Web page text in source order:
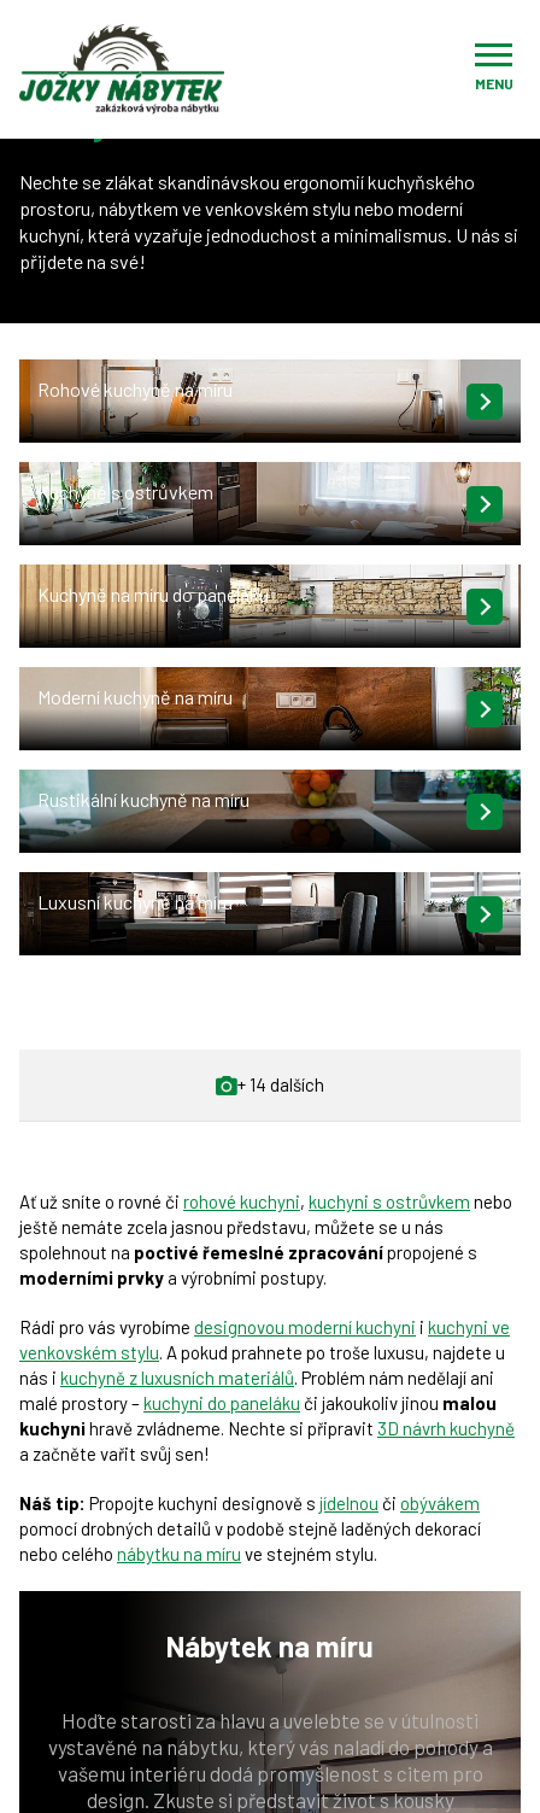
MENU
Naše služby
Kuchyněna míru
Nechte se zlákat skandinávskou ergonomií kuchyňského
prostoru, nábytkem ve venkovském stylu nebo moderní
kuchyní, která vyzařuje jednoduchost a minimalismus. U nás si
přijdete na své!
Rohové kuchyně na míru
Kuchyně s ostrůvkem
Kuchyně na míru do paneláku
Moderní kuchyně na míru
Rustikální kuchyně na míru
Luxusní kuchyně na míru
+ 14 dalších
Ať už sníte o rovné či rohové kuchyni, kuchyni s ostrůvkem nebo
ještě nemáte zcela jasnou představu, můžete se u nás
spolehnout na poctivé řemeslné zpracovánípropojené s
moderními prvky a výrobními postupy.
Rádi pro vás vyrobíme designovou moderní kuchyni i kuchyni ve
venkovském stylu. A pokud prahnete po troše luxusu, najdete u
nás i kuchyně z luxusních materiálů. Problém nám nedělají ani
malé prostory –kuchyni do paneláku či jakoukoliv jinou malou
kuchynihravě zvládneme. Nechte si připravit 3D návrh kuchyně
a začněte vařit svůj sen!
Náš tip: Propojte kuchyni designově s jídelnou či obývákem
pomocí drobných detailů v podobě stejně laděných dekorací
nebo celého nábytku na míru ve stejném stylu.
Nábytekna míru
Hoďte starosti za hlavu a uvelebte se v útulnosti
vystavěné na nábytku, který vás naladí do pohody a
vašemu interiéru dodá promyšlenost s citem pro
design. Zkuste si představit život s kousky